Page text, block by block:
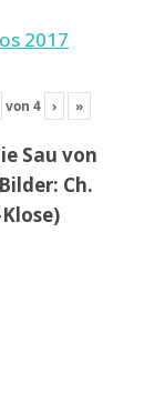
von 4 › »
Sau von
Ch.